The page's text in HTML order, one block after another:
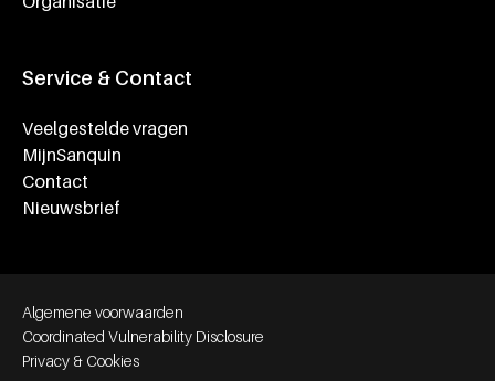
Service & Contact
Veelgestelde vragen
MijnSanquin
Contact
Nieuwsbrief
Footer bottom navigation
Algemene voorwaarden
Coordinated Vulnerability Disclosure
Privacy & Cookies